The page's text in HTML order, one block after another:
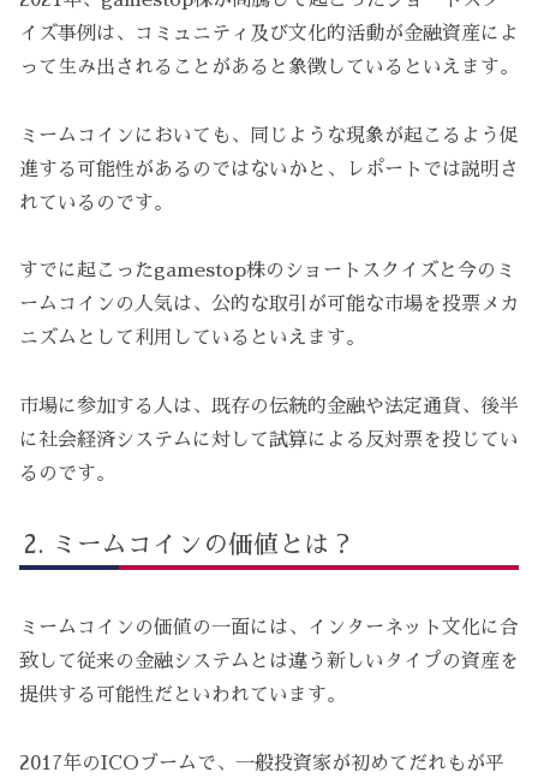
イズ事例は、コミュニティ及び文化的活動が金融資産によ
って生み出されることがあると象徴しているといえます。
ミームコインにおいても、同じような現象が起こるよう促
進する可能性があるのではないかと、レポートでは説明さ
れているのです。
すでに起こったgamestop株のショートスクイズと今のミ
ームコインの人気は、公的な取引が可能な市場を投票メカ
ニズムとして利用しているといえます。
市場に参加する人は、既存の伝統的金融や法定通貨、後半
に社会経済システムに対して試算による反対票を投じてい
るのです。
ミームコインの価値とは？
ミームコインの価値の一面には、インターネット文化に合
致して従来の金融システムとは違う新しいタイプの資産を
提供する可能性だといわれています。
2017年のICOブームで、一般投資家が初めてだれもが平